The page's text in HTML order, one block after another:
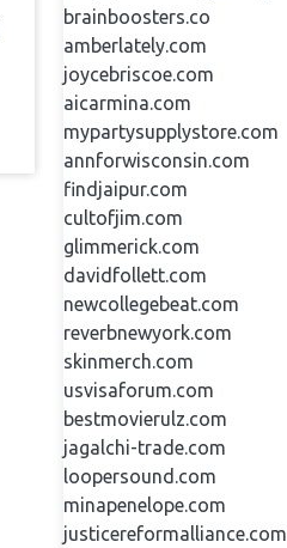
brainboosters.co
amberlately.com
joycebriscoe.com
aicarmina.com
mypartysupplystore.com
annforwisconsin.com
findjaipur.com
cultofjim.com
glimmerick.com
davidfollett.com
newcollegebeat.com
reverbnewyork.com
skinmerch.com
usvisaforum.com
bestmovierulz.com
jagalchi-trade.com
loopersound.com
minapenelope.com
justicereformalliance.com